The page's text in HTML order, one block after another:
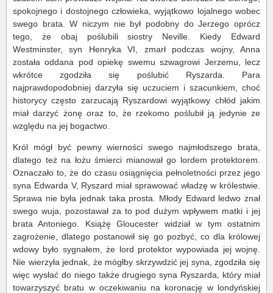
spokojnego i dostojnego człowieka, wyjątkowo lojalnego wobec
swego brata. W niczym nie był podobny do Jerzego oprócz
tego, że obaj poślubili siostry Neville. Kiedy Edward
Westminster, syn Henryka VI, zmarł podczas wojny, Anna
została oddana pod opiekę swemu szwagrowi Jerzemu, lecz
wkrótce zgodziła się poślubić Ryszarda. Para
najprawdopodobniej darzyła się uczuciem i szacunkiem, choć
historycy często zarzucają Ryszardowi wyjątkowy chłód jakim
miał darzyć żonę oraz to, że rzekomo poślubił ją jedynie ze
względu na jej bogactwo.
Król mógł być pewny wierności swego najmłodszego brata,
dlatego też na łożu śmierci mianował go lordem protektorem.
Oznaczało to, że do czasu osiągnięcia pełnoletności przez jego
syna Edwarda V, Ryszard miał sprawować władzę w królestwie.
Sprawa nie była jednak taka prosta. Młody Edward ledwo znał
swego wuja, pozostawał za to pod dużym wpływem matki i jej
brata Antoniego. Książę Gloucester widział w tym ostatnim
zagrożenie, dlatego postanowił się go pozbyć, co dla królowej
wdowy było sygnałem, że lord protektor wypowiada jej wojnę.
Nie wierzyła jednak, że mógłby skrzywdzić jej syna, zgodziła się
więc wysłać do niego także drugiego syna Ryszarda, który miał
towarzyszyć bratu w oczekiwaniu na koronację w londyńskiej